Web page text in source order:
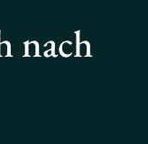
nach